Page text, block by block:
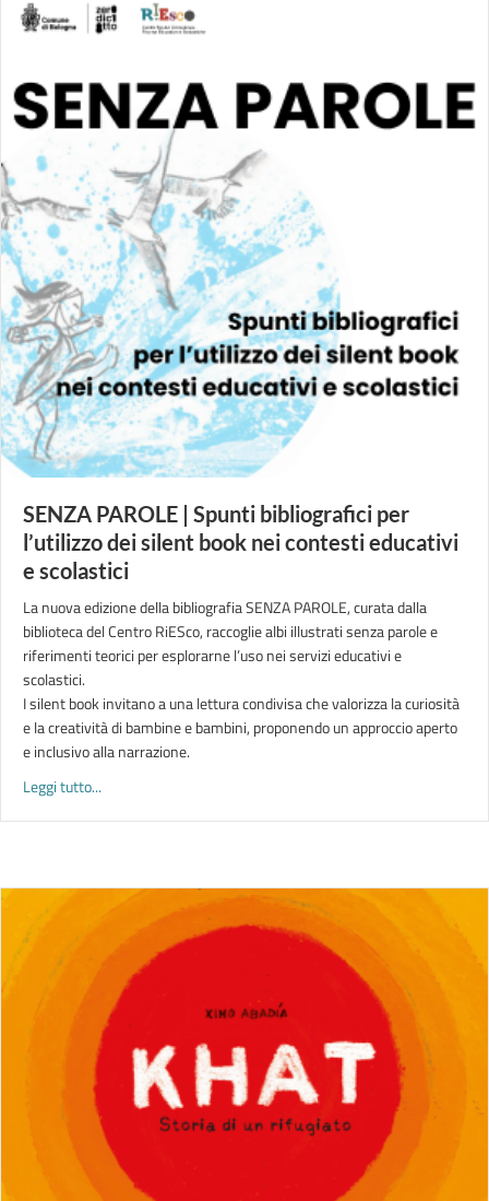
SENZA PAROLE | Spunti bibliografici per
l’utilizzo dei silent book nei contesti educativi
e scolastici
La nuova edizione della bibliografia SENZA PAROLE, curata dalla
biblioteca del Centro RiESco, raccoglie albi illustrati senza parole e
riferimenti teorici per esplorarne l’uso nei servizi educativi e
scolastici.
I silent book invitano a una lettura condivisa che valorizza la curiosità
e la creatività di bambine e bambini, proponendo un approccio aperto
e inclusivo alla narrazione.
Leggi tutto...